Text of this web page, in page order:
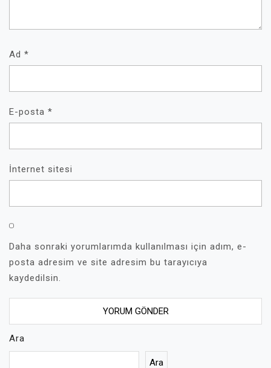
Ad *
E-posta *
İnternet sitesi
Daha sonraki yorumlarımda kullanılması için adım, e-
posta adresim ve site adresim bu tarayıcıya
kaydedilsin.
Ara
Ara